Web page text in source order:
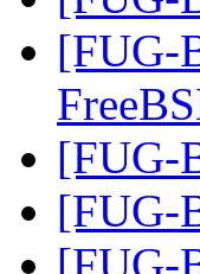
[FUG-
[FUG-
[FUG-